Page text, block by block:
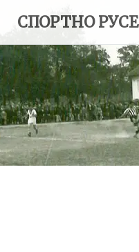
content
СПОРТНО РУСЕ